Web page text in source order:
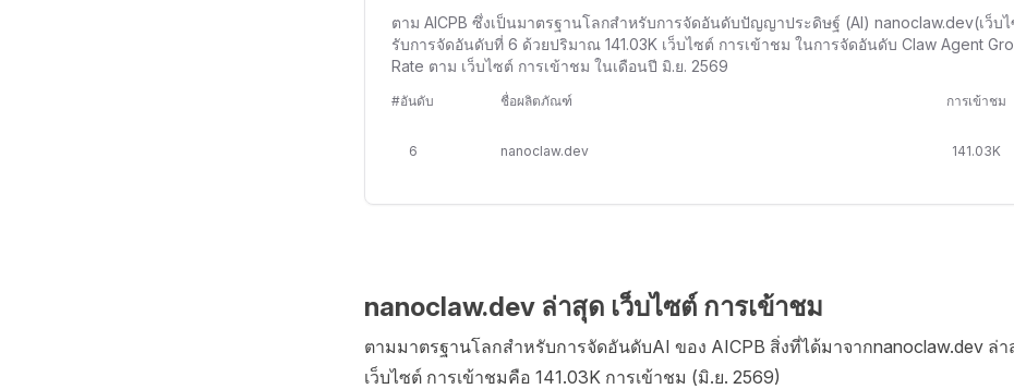
ตาม AICPB ซึ่งเป็นมาตรฐานโลกสำหรับการจัดอันดับปัญญาประดิษฐ์ (AI) nanoclaw.dev(เว็บ
รับการจัดอันดับที่ 6 ด้วยปริมาณ 141.03K เว็บไซต์ การเข้าชม ในการจัดอันดับ Claw Agent
Rate ตาม เว็บไซต์ การเข้าชม ในเดือนปี มิ.ย. 2569
#อันดับ ชื่อผลิตภัณฑ์ การเข้าชม
6 nanoclaw.dev 141.03K
nanoclaw.dev ล่าสุด เว็บไซต์ การเข้าชม
ตามมาตรฐานโลกสำหรับการจัดอันดับAI ของ AICPB สิ่งที่ได้มาจากnanoclaw.dev ล่า
เว็บไซต์ การเข้าชมคือ 141.03K การเข้าชม (มิ.ย. 2569)